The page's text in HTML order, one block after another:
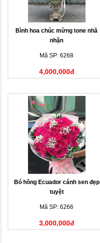
Bình hoa chúc mừng tone nhã
nhặn
Mã SP: 6268
4,000,000đ
Bó hồng Ecuador cánh sen đẹp
tuyệt
Mã SP: 6266
3,000,000đ